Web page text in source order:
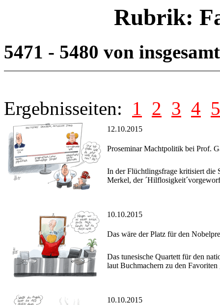
Rubrik:
5471 - 5480 von
Ergebnisseiten: 1 2 3 4 5
12.10.2015
Proseminar Machtpolitik bei Prof.
In der Flüchtlingsfrage kritisiert die
Merkel, der
10.10.2015
Das wäre der Platz für den
Das tunesische Quartett für den
laut Buchmachern zu den Favoriten
10.10.2015